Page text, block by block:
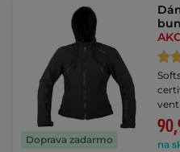
Doprava zadarmo
na